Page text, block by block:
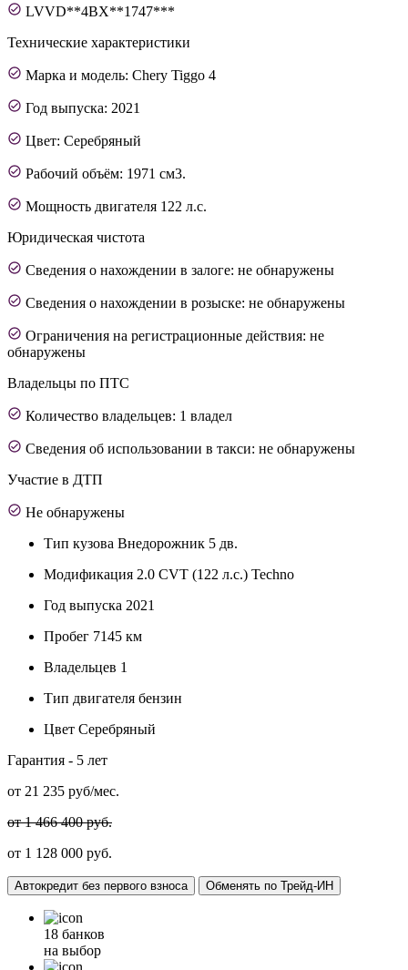
LVVD**4BX**1747***
Технические характеристики
Марка и модель: Chery Tiggo 4
Год выпуска: 2021
Цвет: Серебряный
Рабочий объём: 1971 см3.
Мощность двигателя 122 л.с.
Юридическая чистота
Сведения о нахождении в залоге: не обнаружены
Сведения о нахождении в розыске: не обнаружены
Ограничения на регистрационные действия: не
обнаружены
Владельцы по ПТС
Количество владельцев: 1 владел
Сведения об использовании в такси: не обнаружены
Участие в ДТП
Не обнаружены
Тип кузова Внедорожник 5 дв.
Модификация 2.0 CVT (122 л.с.) Techno
Год выпуска 2021
Пробег 7145 км
Владельцев 1
Тип двигателя бензин
Цвет Серебряный
Гарантия - 5 лет
от 21 235 руб/мес.
от 1 466 400 руб.
от 1 128 000 руб.
Автокредит без первого взноса Обменять по Трейд-ИН
18 банков
на выбор